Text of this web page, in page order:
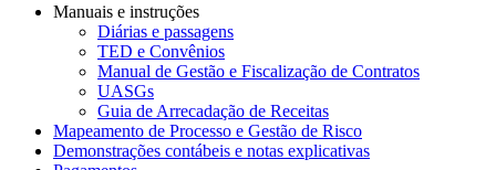
Manuais e instruções
Diárias e passagens
TED e Convênios
Manual de Gestão e Fiscalização de Contratos
UASGs
Guia de Arrecadação de Receitas
Mapeamento de Processo e Gestão de Risco
Demonstrações contábeis e notas explicativas